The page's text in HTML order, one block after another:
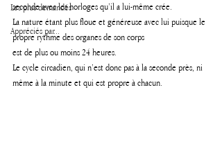
Les plus demandés
Appréciés par...
seconde avec les horloges qu’il a lui-même crée.
La nature étant plus floue et généreuse avec lui puisque le
propre rythme des organes de son corps
est de plus ou moins 24 heures.
Le cycle circadien, qui n’est donc pas à la seconde près, ni
même à la minute et qui est propre à chacun.